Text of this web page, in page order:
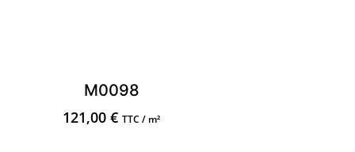
M0098
121,00€ TTC / m²